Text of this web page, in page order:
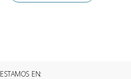
ESTAMOS EN: